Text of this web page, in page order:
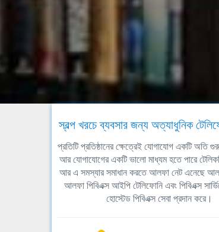
স্বল্প খরচে ব্যবসার জন্য অত্যাধুনিক
প্রতিটি প্রতিষ্ঠানের ক্ষেত্রেই যোগাযোগ একটি অতি
আর যোগাযোগের একটি ভালো মাধ্যম হতে পারে
আর এ সমস্যার সমাধান করতে আলফা নেট এনেছে
আলফা পিবিএক্স আইপি টেলিফোনি এবং পিবিএক্স
হোস্টেড পিবিএক্স সেবা প্রদান করে।